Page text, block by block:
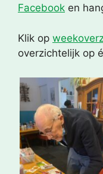
Facebook en
Klik op
overzichtelijk op